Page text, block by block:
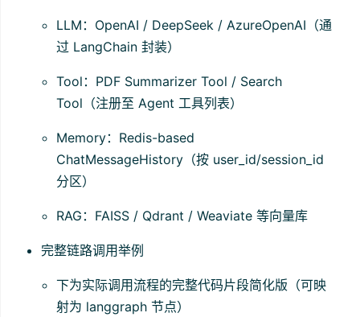
LLM：OpenAI / DeepSeek / AzureOpenAI（通
过 LangChain 封装）
Tool：PDF Summarizer Tool / Search
Tool（注册至 Agent 工具列表）
Memory：Redis-based
ChatMessageHistory（按 user_id/session_id
分区）
RAG：FAISS / Qdrant / Weaviate 等向量库
完整链路调用举例
下为实际调用流程的完整代码片段简化版（可映
射为 langgraph 节点）